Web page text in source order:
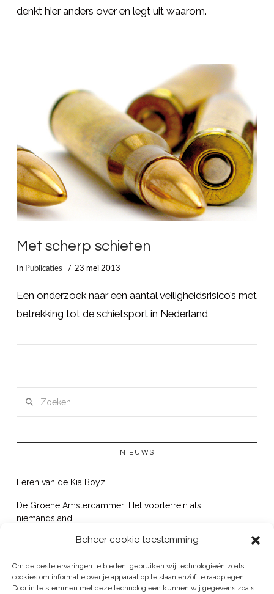
Beheer cookie toestemming
Om de beste ervaringen te bieden, gebruiken wij technologieën zoals
cookies om informatie over je apparaat op te slaan en/of te raadplegen.
Door in te stemmen met deze technologieën kunnen wij gegevens zoals
denkt hier anders over en legt uit waarom.
LEES MEER
Met scherp schieten
In Publicaties 23 mei 2013
Een onderzoek naar een aantal veiligheidsrisico’s met
betrekking tot de schietsport in Nederland
NIEUWS
Leren van de Kia Boyz
De Groene Amsterdammer: Het voorterrein als
niemandsland
Cursus Wapens op school: signaleren, duiden en handelen
OUT!
Bureau Beke ontwikkelt jeugdmonitor Aruba